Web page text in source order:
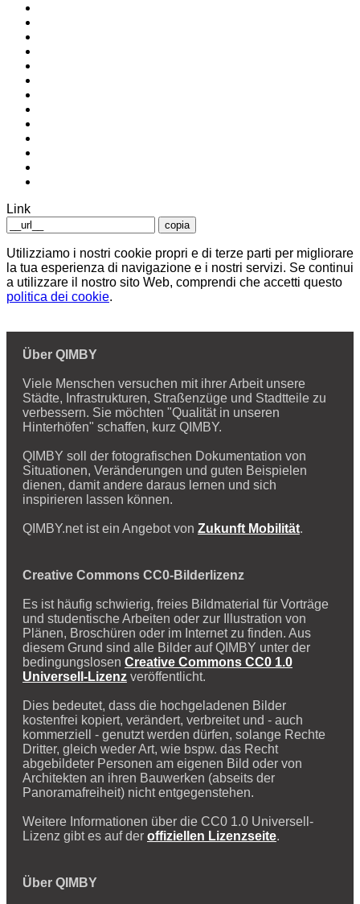
Link
copia
Utilizziamo i nostri cookie propri e di terze parti per migliorare
la tua esperienza di navigazione e i nostri servizi. Se continui
a utilizzare il nostro sito Web, comprendi che accetti questo
politica dei cookie.
Über QIMBY
Viele Menschen versuchen mit ihrer Arbeit unsere
Städte, Infrastrukturen, Straßenzüge und Stadtteile zu
verbessern. Sie möchten "Qualität in unseren
Hinterhöfen" schaffen, kurz QIMBY.
QIMBY soll der fotografischen Dokumentation von
Situationen, Veränderungen und guten Beispielen
dienen, damit andere daraus lernen und sich
inspirieren lassen können.
QIMBY.net ist ein Angebot von Zukunft Mobilität.
Creative Commons CC0-Bilderlizenz
Es ist häufig schwierig, freies Bildmaterial für Vorträge
und studentische Arbeiten oder zur Illustration von
Plänen, Broschüren oder im Internet zu finden. Aus
diesem Grund sind alle Bilder auf QIMBY unter der
bedingungslosen Creative Commons CC0 1.0
Universell-Lizenz veröffentlicht.
Dies bedeutet, dass die hochgeladenen Bilder
kostenfrei kopiert, verändert, verbreitet und - auch
kommerziell - genutzt werden dürfen, solange Rechte
Dritter, gleich weder Art, wie bspw. das Recht
abgebildeter Personen am eigenen Bild oder von
Architekten an ihren Bauwerken (abseits der
Panoramafreiheit) nicht entgegenstehen.
Weitere Informationen über die CC0 1.0 Universell-
Lizenz gibt es auf der offiziellen Lizenzseite.
Über QIMBY